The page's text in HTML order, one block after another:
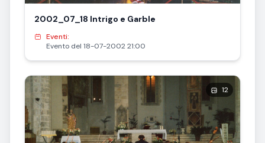
2002_07_18 Intrigo e Garble
Eventi:
Evento del 18-07-2002 21:00
12